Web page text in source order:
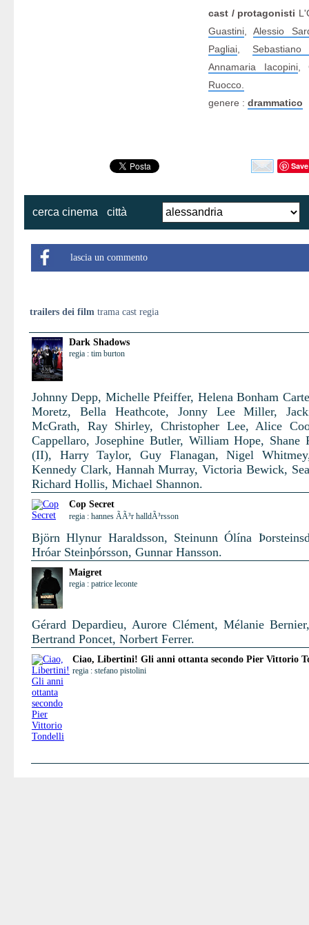
cast / protagonisti
Guastini ,Alessio
Pagliai
Annamaria Iacopini,
Ruocco.
genere : drammatico
Save
cerca cinema città
lascia un commento
trailers dei film trama cast regia
Dark Shadows
regia : tim burton
Johnny Depp, Michelle Pfeiffer, Helena Bonham
Moretz, Bella Heathcote, Jonny Lee Miller,
McGrath, Ray Shirley, Christopher Lee, Alice
Cappellaro, Josephine Butler, William Hope, Shane
(II), Harry Taylor, Guy Flanagan, Nigel
Kennedy Clark, Hannah Murray, Victoria Bewick,
Richard Hollis, Michael Shannon.
Cop Secret
regia : hannes ÃÃ³r halldÃ³rsson
Björn Hlynur Haraldsson, Steinunn Ólína
Hróar Steinþórsson, Gunnar Hansson.
Maigret
regia : patrice leconte
Gérard Depardieu, Aurore Clément, Mélanie
Bertrand Poncet, Norbert Ferrer.
Ciao, Libertini! Gli anni ottanta secondo Pier Vittorio
regia : stefano pistolini